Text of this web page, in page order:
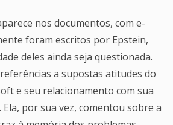
nos documentos, com e-
foram escritos por Epstein,
deles ainda seja questionada.
a supostas atitudes do
e seu relacionamento com sua
por sua vez, comentou sobre a